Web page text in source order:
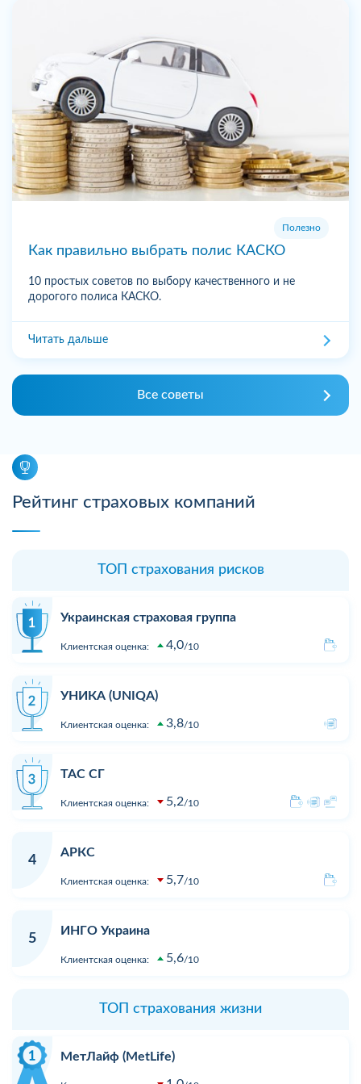
Полезно
Как правильно выбрать полис КАСКО
10 простых советов по выбору качественного и не
дорогого полиса КАСКО.
Читать дальше
Все советы
Рейтинг страховых компаний
ТОП страхования рисков
Украинская страховая группа
Клиентская оценка: 4,0 10
УНИКА (UNIQA)
Клиентская оценка: 3,8 10
ТАС СГ
Клиентская оценка: 5,2 10
4
АРКС
Клиентская оценка: 5,7 10
5
ИНГО Украина
Клиентская оценка: 5,6 10
ТОП страхования жизни
МетЛайф (MetLife)